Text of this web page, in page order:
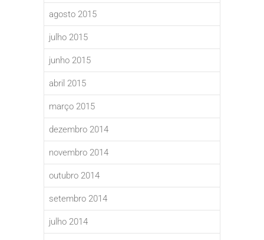
agosto 2015
julho 2015
junho 2015
abril 2015
março 2015
dezembro 2014
novembro 2014
outubro 2014
setembro 2014
julho 2014